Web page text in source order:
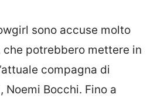
sono accuse molto
potrebbero mettere in
compagna di
Noemi Bocchi. Fino a